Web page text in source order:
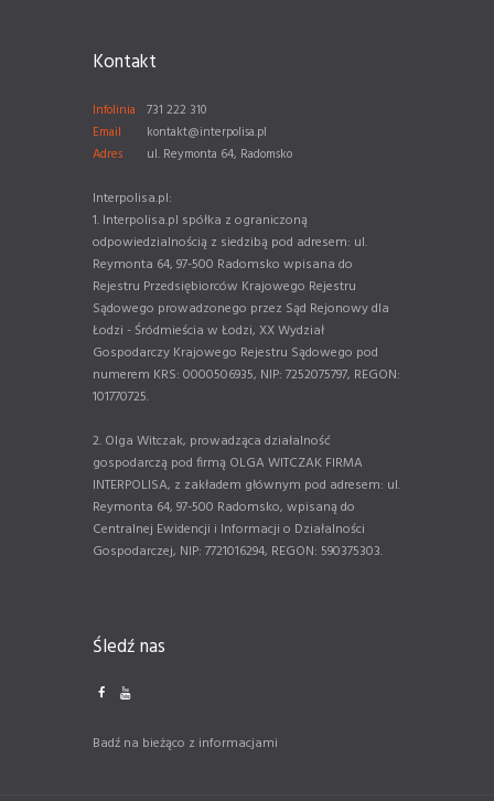
Kontakt
Infolinia
731 222 310
Email
kontakt@interpolisa.pl
Adres
ul. Reymonta 64, Radomsko
Interpolisa.pl:
1. Interpolisa.pl spółka z ograniczoną
odpowiedzialnością z siedzibą pod adresem: ul.
Reymonta 64, 97-500 Radomsko wpisana do
Rejestru Przedsiębiorców Krajowego Rejestru
Sądowego prowadzonego przez Sąd Rejonowy dla
Łodzi - Śródmieścia w Łodzi, XX Wydział
Gospodarczy Krajowego Rejestru Sądowego pod
numerem KRS: 0000506935, NIP: 7252075797, REGON:
101770725.
2. Olga Witczak, prowadząca działalność
gospodarczą pod firmą OLGA WITCZAK FIRMA
INTERPOLISA, z zakładem głównym pod adresem: ul.
Reymonta 64, 97-500 Radomsko, wpisaną do
Centralnej Ewidencji i Informacji o Działalności
Gospodarczej, NIP: 7721016294, REGON: 590375303.
Śledź nas
Badź na bieżąco z informacjami